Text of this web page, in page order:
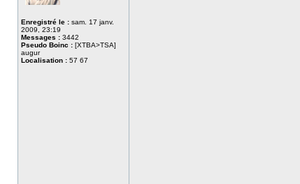
Enregistré le : sam. 17 janv.
2009, 23:19
Messages : 3442
Pseudo Boinc : [XTBA>TSA]
augur
Localisation : 57 67